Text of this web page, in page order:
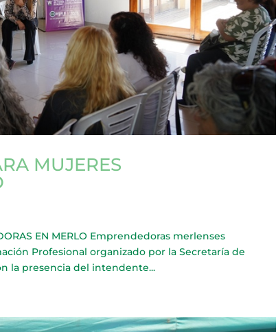
MUJERES
EN MERLO Emprendedoras merlenses
Profesional organizado por la Secretaría de
la presencia del intendente...